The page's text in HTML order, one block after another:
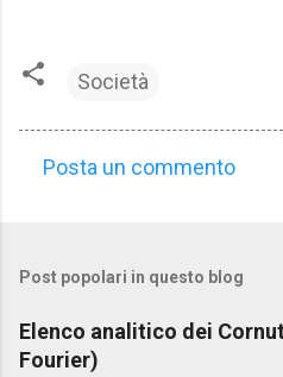
Società
m
e
n
Posta un commento
Post popolari in questo blog
Elenco analitico dei
Fourier)